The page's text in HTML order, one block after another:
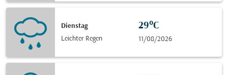
Dienstag
Leichter Regen
29°C
11/08/2026